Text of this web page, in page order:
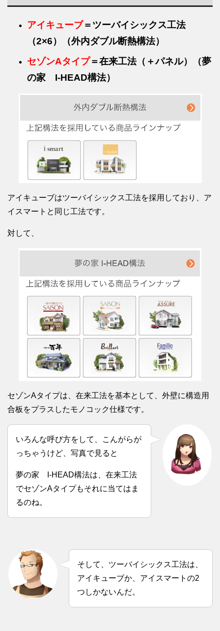
アイキューブ＝ツーバイシックス工法
（2×6）（外内ダブル断熱構法）
セゾンAタイプ＝在来工法（＋パネル）（夢
の家 I‐HEAD構法）
アイキューブはツーバイシックス工法を採用しており、ア
イスマートと同じ工法です。
対して、
セゾンAタイプは、在来工法を基本として、外壁に構造用
合板をプラスしたモノコック仕様です。
いろんな呼び方をして、こんがらが
っちゃうけど、写真で見ると
夢の家 I‐HEAD構法は、在来工法
でセゾンAタイプもそれに当てはま
るのね。
そして、ツーバイシックス工法は、
アイキューブか、アイスマートの2
つしかないんだ。